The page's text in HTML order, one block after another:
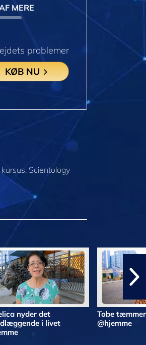
MERE
problemer
KØB NU
Scientology
nyder det
i livet
Tobe
@hjemme